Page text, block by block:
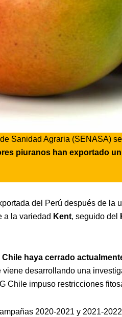
de Sanidad Agraria (SENASA)
piuranos han exportado
del Perú después de
a la variedad Kent, seguido del
haya cerrado
desarrollando una
Chile impuso restricciones
2020-2021 y 2021-